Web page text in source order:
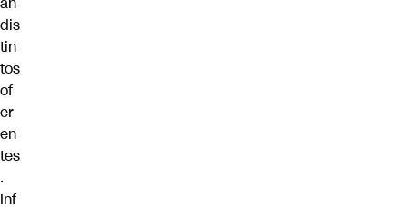
dis
tin
tos
of
er
en
tes
.
Inf